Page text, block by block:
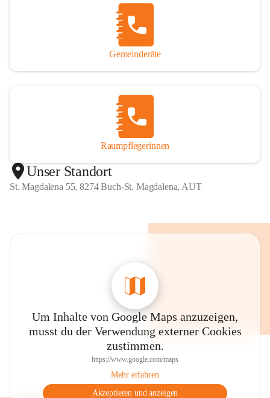
Gemeinderäte
Raumpflegerinnen
Unser Standort
St. Magdalena 55, 8274 Buch-St. Magdalena, AUT
Um Inhalte von Google Maps anzuzeigen,
musst du der Verwendung externer Cookies
zustimmen.
https://www.google.com/maps
Mehr erfahren
Akzeptieren und anzeigen